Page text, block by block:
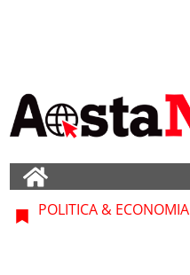
POLITICA & ECONOMIA